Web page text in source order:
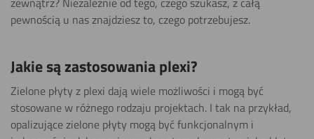
pewnością u nas znajdziesz to, czego potrzebujesz.
Jakie są zastosowania plexi?
Zielone płyty z plexi dają wiele możliwości i mogą być
stosowane w różnego rodzaju projektach. I tak na przykład,
opalizujące zielone płyty mogą być funkcjonalnym i